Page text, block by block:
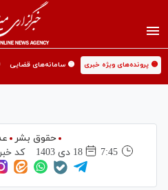
🟡 پرونده‌های ویژه خبری 🟡 سامانه‌های قضایی
حقوق بشر
7:45
18 دی 1403 کد